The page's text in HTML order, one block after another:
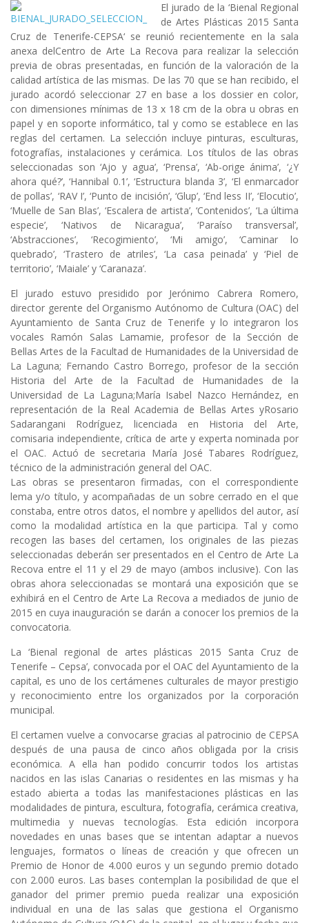
El jurado de la ‘Bienal Regional
de Artes Plásticas 2015 Santa
Cruz de Tenerife-CEPSA‘ se reunió recientemente en la sala
anexa delCentro de Arte La Recova para realizar la selección
previa de obras presentadas, en función de la valoración de la
calidad artística de las mismas. De las 70 que se han recibido, el
jurado acordó seleccionar 27 en base a los dossier en color,
con dimensiones mínimas de 13 x 18 cm de la obra u obras en
papel y en soporte informático, tal y como se establece en las
reglas del certamen. La selección incluye pinturas, esculturas,
fotografías, instalaciones y cerámica. Los títulos de las obras
seleccionadas son ‘Ajo y agua’, ‘Prensa’, ‘Ab-orige ánima’, ‘¿Y
ahora qué?’, ‘Hannibal 0.1’, ‘Estructura blanda 3’, ‘El enmarcador
de pollas’, ‘RAV I’, ‘Punto de incisión’, ‘Glup’, ‘End less II’, ‘Elocutio’,
‘Muelle de San Blas’, ‘Escalera de artista’, ‘Contenidos’, ‘La última
especie’, ‘Nativos de Nicaragua’, ‘Paraíso transversal’,
‘Abstracciones’, ‘Recogimiento’, ‘Mi amigo’, ‘Caminar lo
quebrado’, ‘Trastero de atriles’, ‘La casa peinada’ y ‘Piel de
territorio’, ‘Maiale’ y ‘Caranaza’.
El jurado estuvo presidido por Jerónimo Cabrera Romero,
director gerente del Organismo Autónomo de Cultura (OAC) del
Ayuntamiento de Santa Cruz de Tenerife y lo integraron los
vocales Ramón Salas Lamamie, profesor de la Sección de
Bellas Artes de la Facultad de Humanidades de la Universidad de
La Laguna; Fernando Castro Borrego, profesor de la sección
Historia del Arte de la Facultad de Humanidades de la
Universidad de La Laguna;María Isabel Nazco Hernández, en
representación de la Real Academia de Bellas Artes yRosario
Sadarangani Rodríguez, licenciada en Historia del Arte,
comisaria independiente, crítica de arte y experta nominada por
el OAC. Actuó de secretaria María José Tabares Rodríguez,
técnico de la administración general del OAC.
Las obras se presentaron firmadas, con el correspondiente
lema y/o título, y acompañadas de un sobre cerrado en el que
constaba, entre otros datos, el nombre y apellidos del autor, así
como la modalidad artística en la que participa. Tal y como
recogen las bases del certamen, los originales de las piezas
seleccionadas deberán ser presentados en el Centro de Arte La
Recova entre el 11 y el 29 de mayo (ambos inclusive). Con las
obras ahora seleccionadas se montará una exposición que se
exhibirá en el Centro de Arte La Recova a mediados de junio de
2015 en cuya inauguración se darán a conocer los premios de la
convocatoria.
La ‘Bienal regional de artes plásticas 2015 Santa Cruz de
Tenerife – Cepsa’, convocada por el OAC del Ayuntamiento de la
capital, es uno de los certámenes culturales de mayor prestigio
y reconocimiento entre los organizados por la corporación
municipal.
El certamen vuelve a convocarse gracias al patrocinio de CEPSA
después de una pausa de cinco años obligada por la crisis
económica. A ella han podido concurrir todos los artistas
nacidos en las islas Canarias o residentes en las mismas y ha
estado abierta a todas las manifestaciones plásticas en las
modalidades de pintura, escultura, fotografía, cerámica creativa,
multimedia y nuevas tecnologías. Esta edición incorpora
novedades en unas bases que se intentan adaptar a nuevos
lenguajes, formatos o líneas de creación y que ofrecen un
Premio de Honor de 4.000 euros y un segundo premio dotado
con 2.000 euros. Las bases contemplan la posibilidad de que el
ganador del primer premio pueda realizar una exposición
individual en una de las salas que gestiona el Organismo